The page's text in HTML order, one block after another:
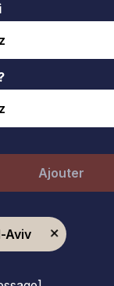
Ajouter
Aviv